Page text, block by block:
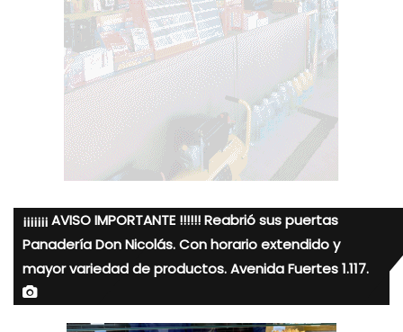
¡¡¡¡¡¡¡ AVISO IMPORTANTE !!!!!! Reabrió sus puertas
Panadería Don Nicolás. Con horario extendido y
mayor variedad de productos. Avenida Fuertes 1.117.